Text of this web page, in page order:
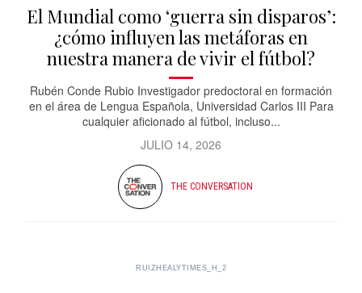
El Mundial como ‘guerra sin disparos’:
¿cómo influyen las metáforas en
nuestra manera de vivir el fútbol?
Rubén Conde Rubio Investigador predoctoral en formación
en el área de Lengua Española, Universidad Carlos III Para
cualquier aficionado al fútbol, incluso...
JULIO 14, 2026
THE CONVERSATION
RUIZHEALYTIMES_H_2